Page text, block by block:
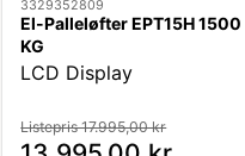
3329352809
El-Palleløfter EPT15H 1500
KG
LCD Display
Listepris 17.995,00 kr